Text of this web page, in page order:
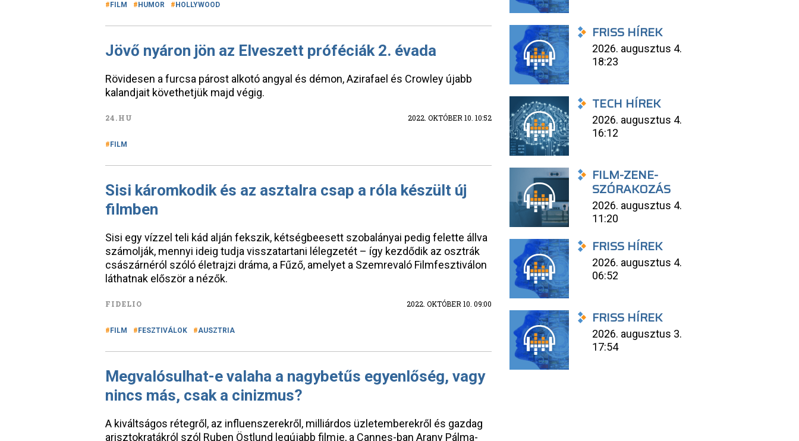
FILM HUMOR HOLLYWOOD
Jövő nyáron jön az Elveszett próféciák 2. évada
Rövidesen a furcsa párost alkotó angyal és démon, Azirafael és Crowley újabb
kalandjait követhetjük majd végig.
24.HU 2022. OKTÓBER 10. 10:52
FILM
Sisi káromkodik és az asztalra csap a róla készült új
filmben
Sisi egy vízzel teli kád alján fekszik, kétségbeesett szobalányai pedig felette állva
számolják, mennyi ideig tudja visszatartani lélegzetét – így kezdődik az osztrák
császárnéról szóló életrajzi dráma, a Fűző, amelyet a Szemrevaló Filmfesztiválon
láthatnak először a nézők.
FIDELIO 2022. OKTÓBER 10. 09:00
FILM FESZTIVÁLOK AUSZTRIA
Megvalósulhat-e valaha a nagybetűs egyenlőség, vagy
nincs más, csak a cinizmus?
A kiváltságos rétegről, az influenszerekről, milliárdos üzletemberekről és gazdag
arisztokratákról szól Ruben Östlund legújabb filmje, a Cannes-ban Arany Pálma-
FRISS HÍREK
2026. augusztus 4.
18:23
TECH HÍREK
2026. augusztus 4.
16:12
FILM-ZENE-
SZÓRAKOZÁS
2026. augusztus 4.
11:20
FRISS HÍREK
2026. augusztus 4.
06:52
FRISS HÍREK
2026. augusztus 3.
17:54